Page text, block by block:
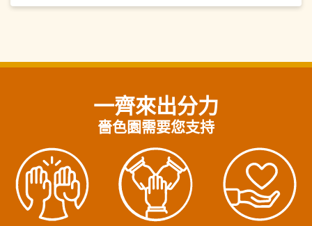
一齊來出分力
嗇色園需要您支持